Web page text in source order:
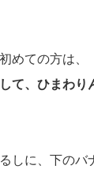
めての方は、
て、ひまわり
しに、下の